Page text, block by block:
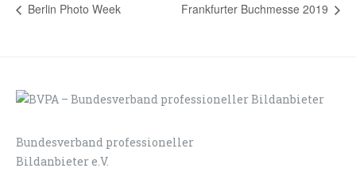
Berlin Photo Week Frankfurter Buchmesse 2019
Bundesverband professioneller
Bildanbieter e.V.